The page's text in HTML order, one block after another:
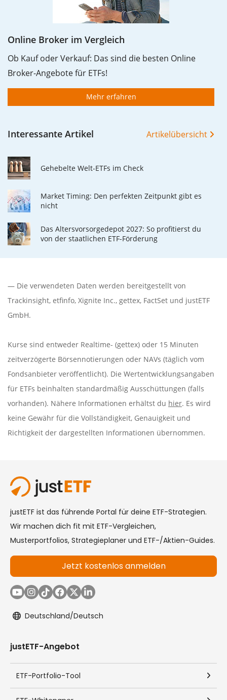
Online Broker im Vergleich
Ob Kauf oder Verkauf: Das sind die besten Online
Broker-Angebote für ETFs!
Mehr erfahren
Interessante Artikel Artikelübersicht
Gehebelte Welt-ETFs im Check
Market Timing: Den perfekten Zeitpunkt gibt es
nicht
Das Altersvorsorgedepot 2027: So profitierst du
von der staatlichen ETF-Förderung
— Die verwendeten Daten werden bereitgestellt von
Trackinsight, etfinfo, Xignite Inc., gettex, FactSet und justETF
GmbH.
Kurse sind entweder Realtime- (gettex) oder 15 Minuten
zeitverzögerte Börsennotierungen oder NAVs (täglich vom
Fondsanbieter veröffentlicht). Die Wertentwicklungsangaben
für ETFs beinhalten standardmäßig Ausschüttungen (falls
vorhanden). Nähere Informationen erhältst du hier. Es wird
keine Gewähr für die Vollständigkeit, Genauigkeit und
Richtigkeit der dargestellten Informationen übernommen.